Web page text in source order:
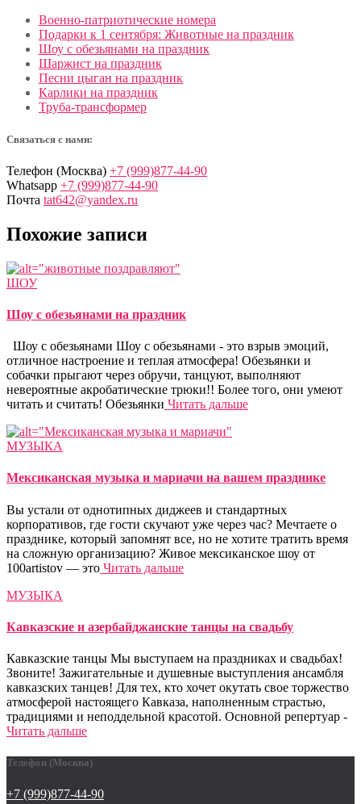
Военно-патриотические номера
Подарки к 1 сентября: Животные на праздник
Шоу с обезьянами на праздник
Шаржист на праздник
Песни цыган на праздник
Карлики на праздник
Труба-трансформер
Связаться с нами:
Телефон (Москва) +7 (999)877-44-90
Whatsapp +7 (999)877-44-90
Почта tat642@yandex.ru
Похожие записи
ШОУ
Шоу с обезьянами на праздник
Шоу с обезьянами Шоу с обезьянами - это взрыв эмоций,
отличное настроение и теплая атмосфера! Обезьянки и
собачки прыгают через обручи, танцуют, выполняют
невероятные акробатические трюки!! Более того, они умеют
читать и считать! Обезьянки Читать дальше
МУЗЫКА
Мексиканская музыка и мариачи на вашем празднике
Вы устали от однотипных диджеев и стандартных
корпоративов, где гости скучают уже через час? Мечтаете о
празднике, который запомнят все, но не хотите тратить время
на сложную организацию? Живое мексиканское шоу от
100artistov — это Читать дальше
МУЗЫКА
Кавказские и азербайджанские танцы на свадьбу
Кавказские танцы Мы выступаем на праздниках и свадьбах!
Звоните! Зажигательные и душевные выступления ансамбля
кавказских танцев! Для тех, кто хочет окутать свое торжество
атмосферой настоящего Кавказа, наполненным страстью,
традициями и неподдельной красотой. Основной репертуар -
Читать дальше
Телефон (Москва)
+7 (999)877-44-90